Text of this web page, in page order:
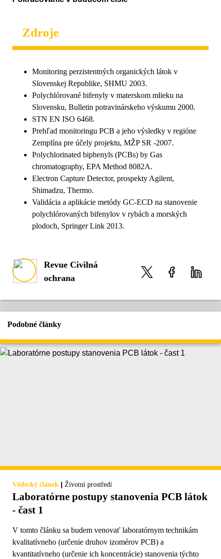
Zdroje
Monitoring perzistentných organických látok v
Slovenskej Republike, SHMU 2003.
Polychlórované bifenyly v materskom mlieku na
Slovensku, Bulletin potravinárskeho výskumu 2000.
STN EN ISO 6468.
Prehľad monitoringu PCB a jeho výsledky v regióne
Zemplína pre účely projektu, MŽP SR -2007.
Polychlorinated biphenyls (PCBs) by Gas
chromatography, EPA Method 8082A.
Electron Capture Detector, prospekty Agilent,
Shimadzu, Thermo.
Validácia a aplikácie metódy GC-ECD na stanovenie
polychlórovaných bifenylov v rybách a morských
plodoch, Springer Link 2013.
Revue Civilná
ochrana
Podobné články
Vědecký článek | Životní prostředí
Laboratórne postupy stanovenia PCB látok
- čast 1
V tomto článku sa budem venovať laboratórnym technikám
kvalitatívneho (určenie druhov izomérov PCB) a
kvantitatívneho (určenie ich koncentrácie) stanovenia týchto